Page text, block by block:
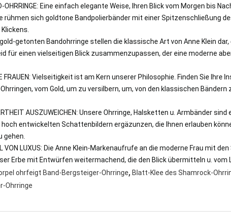
OHRRINGE: Eine einfach elegante Weise, Ihren Blick vom Morgen bis
rühmen sich goldtone Bandpolierbänder mit einer Spitzenschließung
gold-getonten Bandohrringe stellen die klassische Art von Anne Klein
für einen vielseitigen Blick zusammenzupassen, der eine moderne
FRAUEN: Vielseitigkeit ist am Kern unserer Philosophie. Finden Sie Ihre
vom Gold, um zu versilbern, um, von den klassischen Bändern
AUSZUWEICHEN: Unsere Ohrringe, Halsketten u. Armbänder
entwickelten Schattenbildern ergäzunzen, die Ihnen erlauben
gehen.
VON LUXUS: Die Anne Klein-Markenaufrufe an die moderne Frau mit
Erbe mit Entwürfen weitermachend, die den Blick übermitteln u. vom
ohrfeigt Band-Bergsteiger-Ohrringe, Blatt-Klee des Shamrock-
Ohrringe